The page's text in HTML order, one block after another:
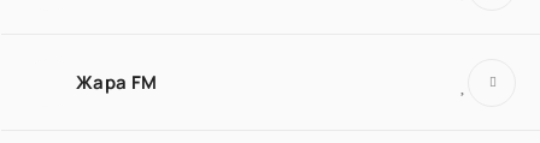
Жара FM